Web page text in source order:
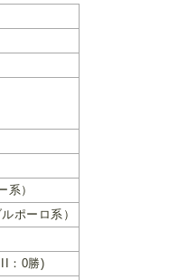
系）
ポーロ系）
：0勝)